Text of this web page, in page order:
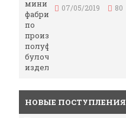
07/05/2019 80
НОВЫЕ ПОСТУПЛЕНИЯ